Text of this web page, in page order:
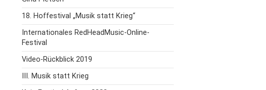
18. Hoffestival „Musik statt Krieg“
Internationales RedHeadMusic-Online-
Festival
Video-Rückblick 2019
III. Musik statt Krieg